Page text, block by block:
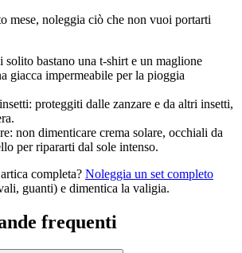
mese, noleggia ciò che non vuoi portarti
solito bastano una t-shirt e un maglione
giacca impermeabile per la pioggia
proteggiti dalle zanzare e da altri insetti,
non dimenticare crema solare, occhiali da
per ripararti dal sole intenso.
completa? Noleggia un set completo
guanti) e dimentica la valigia.
frequenti